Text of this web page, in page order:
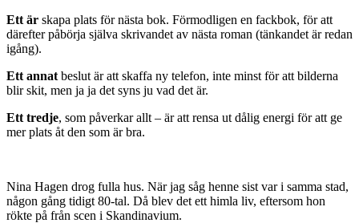
Ett är skapa plats för nästa bok. Förmodligen en fackbok, för att
därefter påbörja själva skrivandet av nästa roman (tänkandet är redan
igång).
Ett annat beslut är att skaffa ny telefon, inte minst för att bilderna
blir skit, men ja ja det syns ju vad det är.
Ett tredje, som påverkar allt – är att rensa ut dålig energi för att ge
mer plats åt den som är bra.
Nina Hagen drog fulla hus. När jag såg henne sist var i samma stad,
någon gång tidigt 80-tal. Då blev det ett himla liv, eftersom hon
rökte på från scen i Skandinavium.